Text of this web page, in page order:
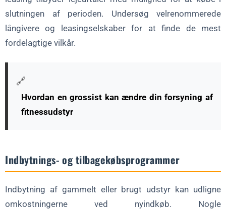
slutningen af perioden. Undersøg velrenommerede
långivere og leasingselskaber for at finde de mest
fordelagtige vilkår.
🔗
Hvordan en grossist kan ændre din forsyning af
fitnessudstyr
Indbytnings- og tilbagekøbsprogrammer
Indbytning af gammelt eller brugt udstyr kan udligne
omkostningerne ved nyindkøb. Nogle